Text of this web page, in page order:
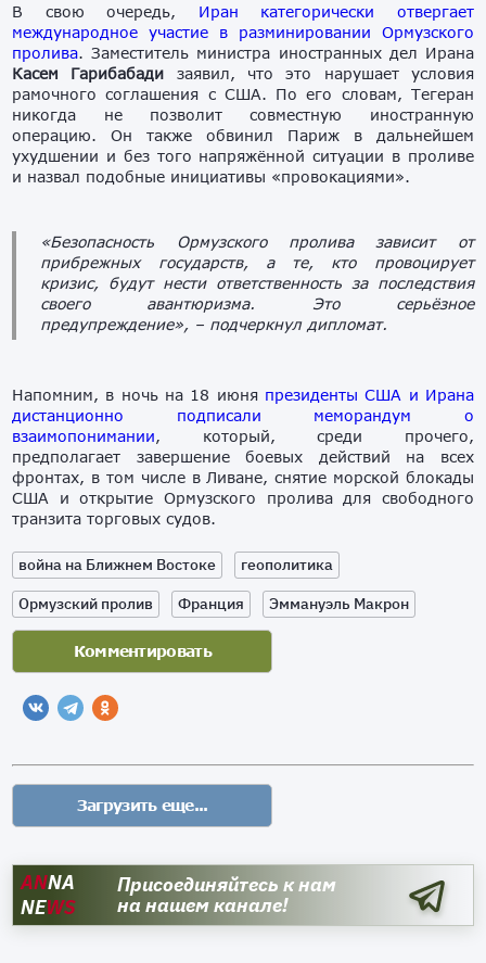
В свою очередь, Иран категорически отвергает
международное участие в разминировании Ормузского
пролива. Заместитель министра иностранных дел Ирана
Касем Гарибабади заявил, что это нарушает условия
рамочного соглашения с США. По его словам, Тегеран
никогда не позволит совместную иностранную
операцию. Он также обвинил Париж в дальнейшем
ухудшении и без того напряжённой ситуации в проливе
и назвал подобные инициативы «провокациями».
«Безопасность Ормузского пролива зависит от
прибрежных государств, а те, кто провоцирует
кризис, будут нести ответственность за последствия
своего авантюризма. Это серьёзное
предупреждение», – подчеркнул дипломат.
Напомним, в ночь на 18 июня президенты США и Ирана
дистанционно подписали меморандум о
взаимопонимании, который, среди прочего,
предполагает завершение боевых действий на всех
фронтах, в том числе в Ливане, снятие морской блокады
США и открытие Ормузского пролива для свободного
транзита торговых судов.
война на Ближнем Востоке
геополитика
Ормузский пролив
Франция Эммануэль Макрон
ANNA
NEWS
Присоединяйтесь к нам
на нашем канале!